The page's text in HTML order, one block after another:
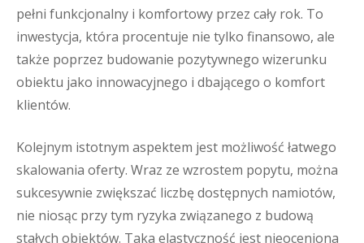
pełni funkcjonalny i komfortowy przez cały rok. To
inwestycja, która procentuje nie tylko finansowo, ale
także poprzez budowanie pozytywnego wizerunku
obiektu jako innowacyjnego i dbającego o komfort
klientów.
Kolejnym istotnym aspektem jest możliwość łatwego
skalowania oferty. Wraz ze wzrostem popytu, można
sukcesywnie zwiększać liczbę dostępnych namiotów,
nie niosąc przy tym ryzyka związanego z budową
stałych obiektów. Taka elastyczność jest nieoceniona